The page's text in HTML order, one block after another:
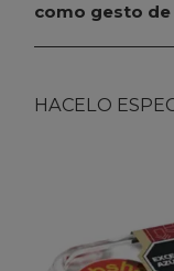
como gesto
HACELO